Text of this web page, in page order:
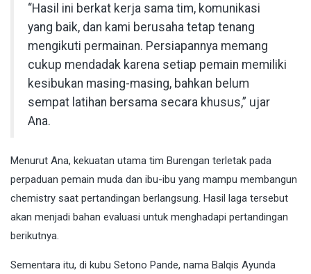
“Hasil ini berkat kerja sama tim, komunikasi
yang baik, dan kami berusaha tetap tenang
mengikuti permainan. Persiapannya memang
cukup mendadak karena setiap pemain memiliki
kesibukan masing-masing, bahkan belum
sempat latihan bersama secara khusus,” ujar
Ana.
Menurut Ana, kekuatan utama tim Burengan terletak pada
perpaduan pemain muda dan ibu-ibu yang mampu membangun
chemistry saat pertandingan berlangsung. Hasil laga tersebut
akan menjadi bahan evaluasi untuk menghadapi pertandingan
berikutnya.
Sementara itu, di kubu Setono Pande, nama Balqis Ayunda